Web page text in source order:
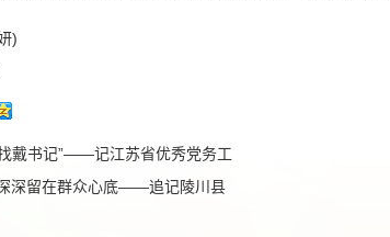
)
戴书记”——记江苏省优秀党务工
深留在群众心底——追记陵川县